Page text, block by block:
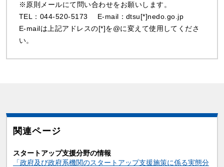
※原則メールにて問い合わせをお願いします。
TEL：044-520-5173 E-mail：dtsu[*]nedo.go.jp
E-mailは上記アドレスの[*]を@に変えて使用してくださ
い。
関連ページ
スタートアップ支援分野の情報
「政府及び政府系機関のスタートアップ支援施策に係る実態分